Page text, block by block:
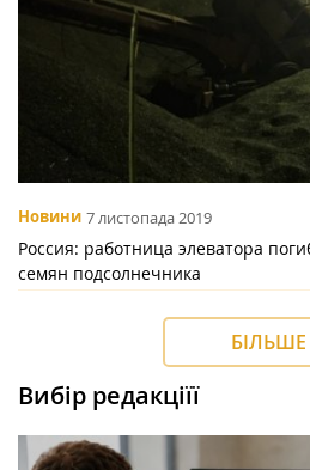
Новини 7 листопада 2019
Россия: работница элеватора
семян подсолнечника
БІЛЬШЕ
Вибір редакціїї